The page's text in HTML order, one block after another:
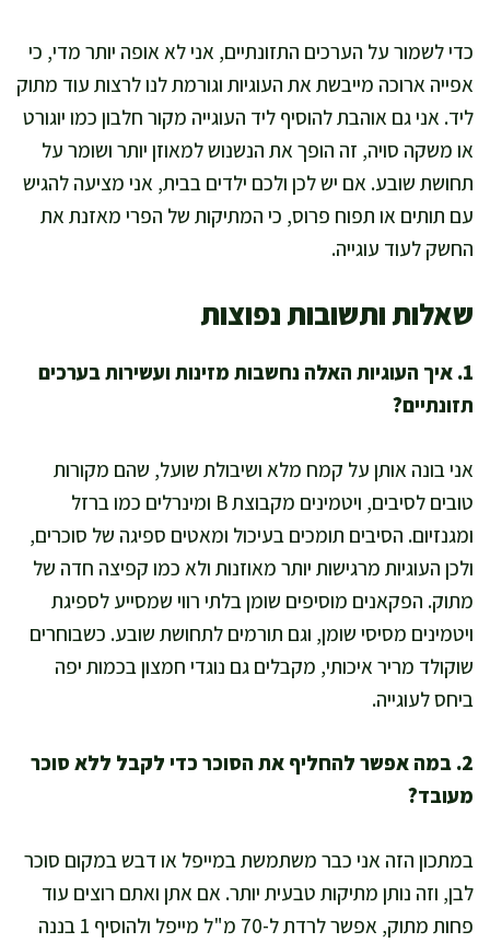
כדי לשמור על הערכים התזונתיים, אני לא אופה יותר מדי, כי
אפייה ארוכה מייבשת את העוגיות וגורמת לנו לרצות עוד מתוק
ליד. אני גם אוהבת להוסיף ליד העוגייה מקור חלבון כמו יוגורט
או משקה סויה, זה הופך את הנשנוש למאוזן יותר ושומר על
תחושת שובע. אם יש לכן ולכם ילדים בבית, אני מציעה להגיש
עם תותים או תפוח פרוס, כי המתיקות של הפרי מאזנת את
החשק לעוד עוגייה.
שאלות ותשובות נפוצות
1. איך העוגיות האלה נחשבות מזינות ועשירות בערכים
תזונתיים?
אני בונה אותן על קמח מלא ושיבולת שועל, שהם מקורות
טובים לסיבים, ויטמינים מקבוצת B ומינרלים כמו ברזל
ומגנזיום. הסיבים תומכים בעיכול ומאטים ספיגה של סוכרים,
ולכן העוגיות מרגישות יותר מאוזנות ולא כמו קפיצה חדה של
מתוק. הפקאנים מוסיפים שומן בלתי רווי שמסייע לספיגת
ויטמינים מסיסי שומן, וגם תורמים לתחושת שובע. כשבוחרים
שוקולד מריר איכותי, מקבלים גם נוגדי חמצון בכמות יפה
ביחס לעוגייה.
2. במה אפשר להחליף את הסוכר כדי לקבל ללא סוכר
מעובד?
במתכון הזה אני כבר משתמשת במייפל או דבש במקום סוכר
לבן, וזה נותן מתיקות טבעית יותר. אם אתן ואתם רוצים עוד
פחות מתוק, אפשר לרדת ל-70 מ"ל מייפל ולהוסיף 1 בננה